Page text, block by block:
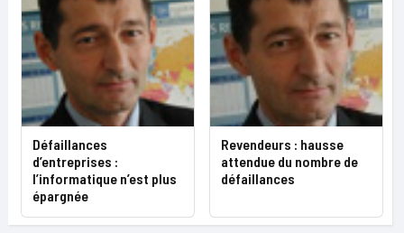
Défaillances
d’entreprises :
l’informatique n’est plus
épargnée
Revendeurs : hausse
attendue du nombre de
défaillances